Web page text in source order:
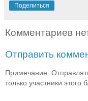
Поделиться
Комментариев
Отправить
Примечание.
только участники этого